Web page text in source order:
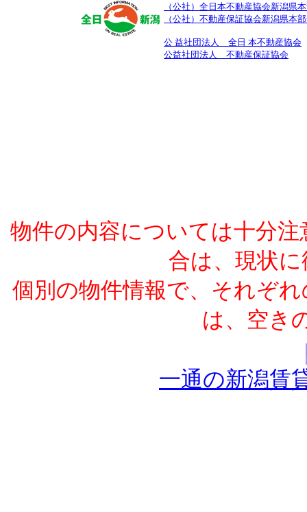
（公社）全日本不動産協会新潟県
（公社）不動産保証協会新潟県本
公 益社団法人 全 日 本不動産協会
公益社団法人 不動産保証協会
物件の内容については十分
合は、現状
個別の物件情報で、それぞ
は、空き
一通の新潟賃